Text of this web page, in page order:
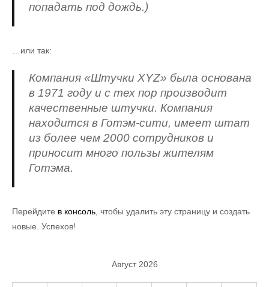
попадать под дождь.)
…или так:
Компания «Штучки XYZ» была основана
в 1971 году и с тех пор производит
качественные штучки. Компания
находится в Готэм-сити, имеет штат
из более чем 2000 сотрудников и
приносит много пользы жителям
Готэма.
Перейдите в консоль , чтобы удалить эту страницу и создать
новые. Успехов!
Август 2026